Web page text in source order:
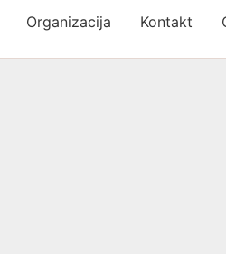
Organizacija Kontakt